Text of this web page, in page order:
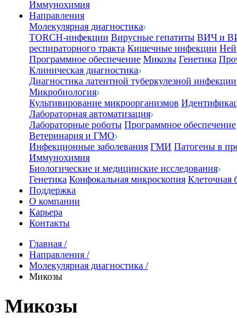
Иммунохимия
Направления
Молекулярная диагностика
TORCH-инфекции Вирусные гепатиты ВИЧ и
респираторного тракта Кишечные инфекции
Программное обеспечение Микозы Генетика
Клиническая диагностика
Диагностика латентной туберкулезной инфекции
Микробиология
Культивирование микроорганизмов
Лабораторная автоматизация
Лабораторные роботы Программное обеспечение
Ветеринария и ГМО
Инфекционные заболевания ГМИ Патогены в
Иммунохимия
Биологические и медицинские исследования
Генетика Конфокальная микроскопия Клеточная
Поддержка
О компании
Карьера
Контакты
Главная /
Направления /
Молекулярная диагностика /
Микозы
Микозы